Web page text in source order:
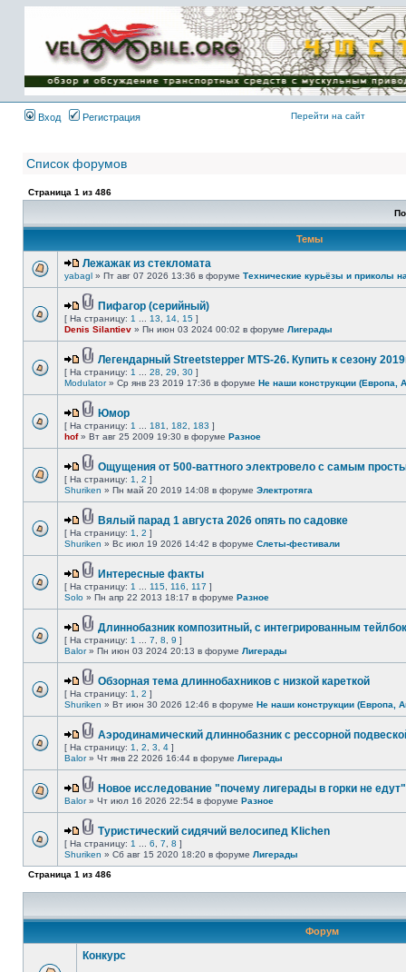
Имя пользователя:
Пароль:
{ LOG_ME_IN_SHORT
}
Вход
Регистрация Перейти на сайт
Список форумов
Страница 1 из 486
Темы
Лежажак из стекломата
yabagl » Пт авг 07 2026 13:36 в форуме Технические курьёзы и приколы
Пифагор (серийный)
[ На страницу: 1 13 14 15 ]
Denis Silantiev » Пн июн 03 2024 00:02 в форуме Лигерады
Легендарный Streetstepper MTS-26. Купить к сезону
[ На страницу: 1 28 29 30 ]
Modulator» Ср янв 23 2019 17:36 в форуме Не наши конструкции (Европа,
Юмор
[ На страницу: 1 181 182 183 ]
hof» Вт авг 25 2009 19:30 в форуме Разное
Ощущения от 500-ваттного электровело с самым
[ На страницу: 1 2 ]
Shuriken » Пн май 20 2019 14:08 в форуме Электротяга
Вялый парад 1 августа 2026 опять по садовке
[ На страницу: 1 2 ]
Shuriken » Вс июл 19 2026 14:42 в форуме Слеты-фестивали
Интересные факты
[ На страницу: 1 115 116 117 ]
Solo » Пн апр 22 2013 18:17 в форуме Разное
Длиннобазник композитный, с интегрированным
[ На страницу: 1 7 8 9 ]
Balor» Пн июн 03 2024 20:13 в форуме Лигерады
Обзорная тема длиннобахников с низкой кареткой
[ На страницу: 1 2 ]
Shuriken » Вт июн 30 2026 12:46 в форуме Не наши конструкции (Европа,
Аэродинамический длиннобазник с рессорной
[ На страницу: 1 2 3 4 ]
Balor» Чт янв 22 2026 16:44 в форуме Лигерады
Новое исследование "почему лигерады в горки не
Balor» Чт июл 16 2026 22:54 в форуме Разное
Туристический сидячий велосипед Klichen
[ На страницу: 1 6 7 8 ]
Shuriken » Сб авг 15 2020 18:20 в форуме Лигерады
Страница 1 из 486
Форум
Конкурс